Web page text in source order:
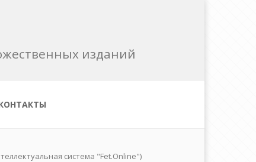
изданий
система "Fet.Online")